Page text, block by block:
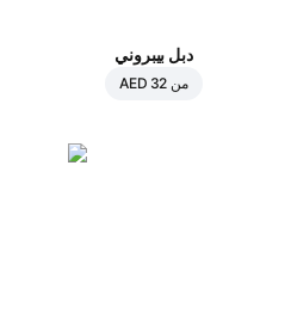
دبل بيبروني
من AED 32